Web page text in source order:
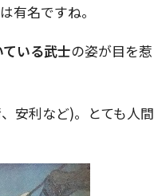
有名ですね。
いる武士の姿が目を惹
安利など)。とても人間